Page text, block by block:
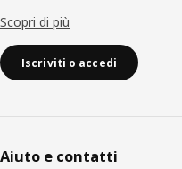
Scopri di più
Iscriviti o accedi
Aiuto e contatti